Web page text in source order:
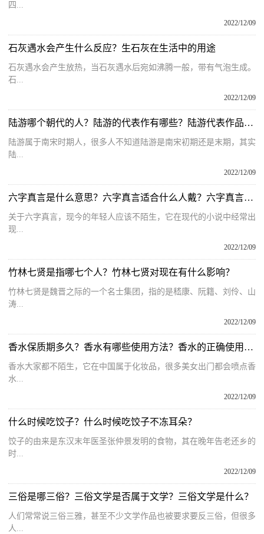
四...
2022/12/09
石灰遇水会产生什么反应？生石灰在生活中的用途
石灰遇水会产生放热，当石灰遇水后宛如沸腾一般，带有气泡生成。
石...
2022/12/09
陆游哪个朝代的人？陆游的代表作有哪些？陆游代表作品最有名的
陆游属于南宋时期人，很多人不知道陆游是南宋初期还是末期，其实
陆...
2022/12/09
六字真言是什么意思？六字真言适合什么人戴？六字真言的寓意和象征
关于六字真言，现今的年轻人应该不陌生，它在现代的小说中经常出
现...
2022/12/09
竹林七贤是指哪七个人？竹林七贤对现在有什么影响？
竹林七贤是魏晋之际的一个名士集团，指的是嵇康、阮籍、刘伶、山
涛...
2022/12/09
香水保质期多久？香水有哪些使用方法？香水的正确使用方法
香水大家都不陌生，它在中国属于化妆品，很多美女出门都会喷点香
水...
2022/12/09
什么时候吃饺子？什么时候吃饺子不冻耳朵？
饺子的由来是东汉末年医圣张仲景发明的食物，其在晚年告老还乡的
时...
2022/12/09
三俗是哪三俗？三俗文学是否属于文学？三俗文学是什么？
人们常常说三俗三雅，甚至不少文学作品也被要求要反三俗，但很多
人...